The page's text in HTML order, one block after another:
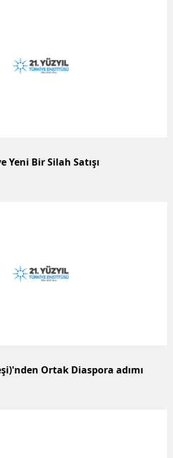
Yeni Bir Silah Satışı
Ortak Diaspora adımı